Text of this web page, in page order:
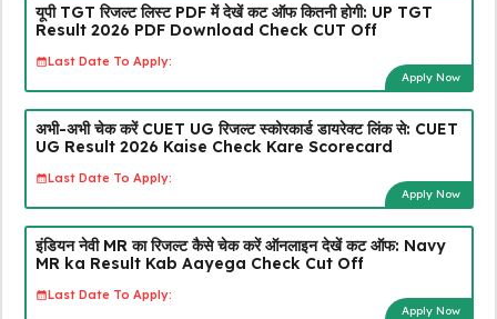
यूपी TGT रिजल्ट लिस्ट PDF में देखें कट ऑफ कितनी होगी: UP TGT
Result 2026 PDF Download Check CUT Off
Last Date To Apply:
Apply Now
अभी-अभी चेक करें CUET UG रिजल्ट स्कोरकार्ड डायरेक्ट लिंक से: CUET
UG Result 2026 Kaise Check Kare Scorecard
Last Date To Apply:
Apply Now
इंडियन नेवी MR का रिजल्ट कैसे चेक करें ऑनलाइन देखें कट ऑफ: Navy
MR ka Result Kab Aayega Check Cut Off
Last Date To Apply:
Apply Now